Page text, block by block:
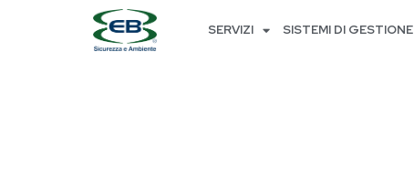
SERVIZI SISTEMI DI GESTIONE